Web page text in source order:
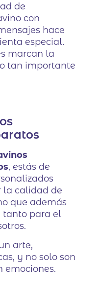
de
con
hace
especial.
marcan la
tan importante
, estás de
la calidad de
que además
tanto para el
arte,
y no solo son
emociones.